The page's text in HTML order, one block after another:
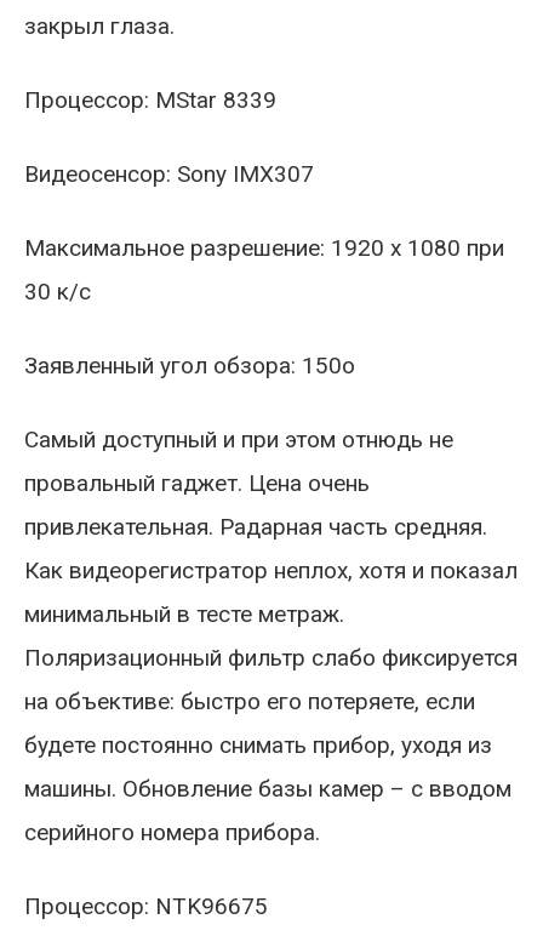
закрыл глаза.
Процессор: MStar 8339
Видеосенсор: Sony IMX307
Максимальное разрешение: 1920 х 1080 при
30 к/с
Заявленный угол обзора: 150о
Самый доступный и при этом отнюдь не
провальный гаджет. Цена очень
привлекательная. Радарная часть средняя.
Как видеорегистратор неплох, хотя и показал
минимальный в тесте метраж.
Поляризационный фильтр слабо фиксируется
на объективе: быстро его потеряете, если
будете постоянно снимать прибор, уходя из
машины. Обновление базы камер – с вводом
серийного номера прибора.
Процессор: NTK96675